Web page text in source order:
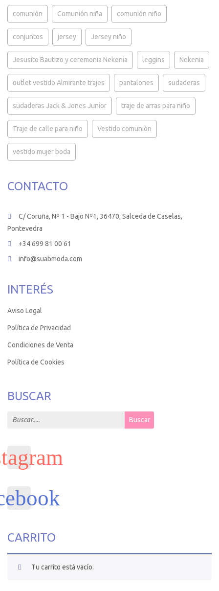
comunión Comunión niña comunión niño
conjuntos jersey Jersey niño
Jesusito Bautizo y ceremonia Nekenia leggins Nekenia
outlet vestido Almirante trajes pantalones sudaderas
sudaderas Jack & Jones Junior traje de arras para niño
Traje de calle para niño Vestido comunión
vestido mujer boda
CONTACTO
C/ Coruña, Nº 1 - Bajo Nº1, 36470, Salceda de Caselas,
Pontevedra
+34 699 81 00 61
info@suabmoda.com
INTERÉS
Aviso Legal
Política de Privacidad
Condiciones de Venta
Política de Cookies
BUSCAR
Search for: Buscar
CARRITO
Tu carrito está vacío.